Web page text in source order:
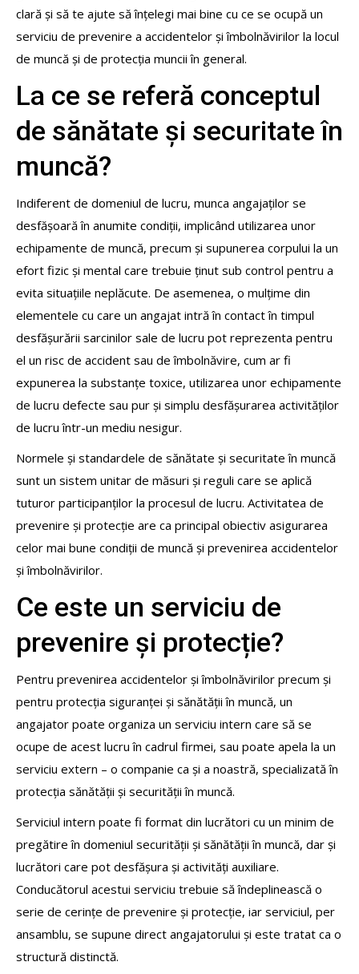
clară și să te ajute să înțelegi mai bine cu ce se ocupă un
serviciu de prevenire a accidentelor și îmbolnăvirilor la locul
de muncă și de protecția muncii în general.
La ce se referă conceptul
de sănătate și securitate în
muncă?
Indiferent de domeniul de lucru, munca angajaților se
desfășoară în anumite condiții, implicând utilizarea unor
echipamente de muncă, precum și supunerea corpului la un
efort fizic și mental care trebuie ținut sub control pentru a
evita situațiile neplăcute. De asemenea, o mulțime din
elementele cu care un angajat intră în contact în timpul
desfășurării sarcinilor sale de lucru pot reprezenta pentru
el un risc de accident sau de îmbolnăvire, cum ar fi
expunerea la substanțe toxice, utilizarea unor echipamente
de lucru defecte sau pur și simplu desfășurarea activităților
de lucru într-un mediu nesigur.
Normele și standardele de sănătate și securitate în muncă
sunt un sistem unitar de măsuri și reguli care se aplică
tuturor participanților la procesul de lucru. Activitatea de
prevenire și protecție are ca principal obiectiv asigurarea
celor mai bune condiții de muncă și prevenirea accidentelor
și îmbolnăvirilor.
Ce este un serviciu de
prevenire și protecție?
Pentru prevenirea accidentelor și îmbolnăvirilor precum și
pentru protecția siguranței și sănătății în muncă, un
angajator poate organiza un serviciu intern care să se
ocupe de acest lucru în cadrul firmei, sau poate apela la un
serviciu extern – o companie ca și a noastră, specializată în
protecția sănătății și securității în muncă.
Serviciul intern poate fi format din lucrători cu un minim de
pregătire în domeniul securității și sănătății în muncă, dar și
lucrători care pot desfășura și activități auxiliare.
Conducătorul acestui serviciu trebuie să îndeplinească o
serie de cerințe de prevenire și protecție, iar serviciul, per
ansamblu, se supune direct angajatorului și este tratat ca o
structură distinctă.